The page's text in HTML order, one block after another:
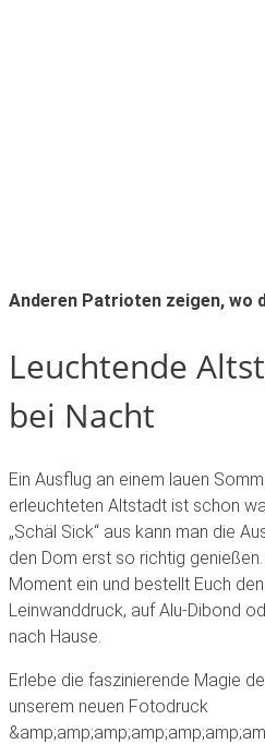
Anderen Patrioten zeigen, wo
Leuchtende
bei Nacht
Ein Ausflug an einem lauen
erleuchteten Altstadt ist schon
„Schäl Sick“ aus kann man die
den Dom erst so richtig
Moment ein und bestellt Euch
Leinwanddruck, auf Alu-Dibond
nach Hause.
Erlebe die faszinierende Magie
unserem neuen Fotodruck